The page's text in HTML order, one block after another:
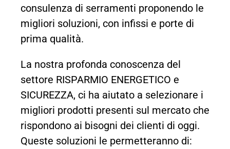
consulenza di serramenti proponendo le
migliori soluzioni, con infissi e porte di
prima qualità.
La nostra profonda conoscenza del
settore RISPARMIO ENERGETICO e
SICUREZZA, ci ha aiutato a selezionare i
migliori prodotti presenti sul mercato che
rispondono ai bisogni dei clienti di oggi.
Queste soluzioni le permetteranno di: